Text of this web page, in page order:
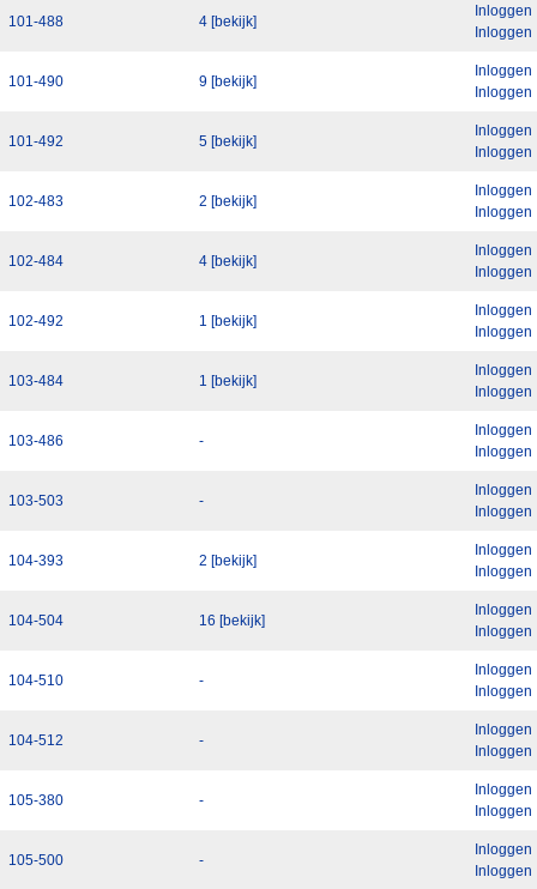
101-488 4 [bekijk]
Inloggen
Inloggen
101-490 9 [bekijk]
Inloggen
Inloggen
101-492 5 [bekijk]
Inloggen
Inloggen
102-483 2 [bekijk]
Inloggen
Inloggen
102-484 4 [bekijk]
Inloggen
Inloggen
102-492 1 [bekijk]
Inloggen
Inloggen
103-484 1 [bekijk]
Inloggen
Inloggen
103-486 -
Inloggen
Inloggen
103-503 -
Inloggen
Inloggen
104-393 2 [bekijk]
Inloggen
Inloggen
104-504 16 [bekijk]
Inloggen
Inloggen
104-510 -
Inloggen
Inloggen
104-512 -
Inloggen
Inloggen
105-380 -
Inloggen
Inloggen
105-500 -
Inloggen
Inloggen